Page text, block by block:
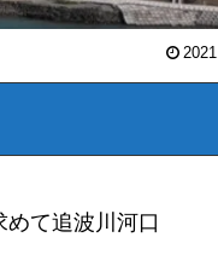
て追波川河口